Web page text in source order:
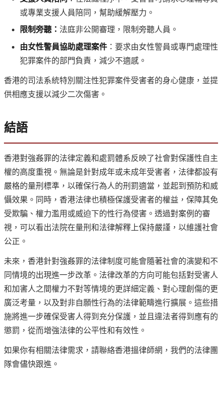
或專業支援人員陪同，幫助緩解壓力。
限制旁聽： 法庭非公開審理，限制旁聽人員。
由女性警員協助處理案件 ：要求由女性警員或專門處理性
犯罪案件的部門負責，減少不適感。
香港的司法系統特別關注性犯罪案件受害者的身心健康，並提
供相應支援以減少二次傷害。
結語
香港對強姦罪的法律定義和處罰體系反映了社會對保護性自主
權的高度重視。無論是針對成年或未成年受害者，法律都設有
嚴格的量刑標準，以確保行為人的刑罰適當，並起到預防和威
懾效果。同時，香港法律也積極保護受害者的權益，保障其免
受欺騙、權力濫用或威迫下的性行為侵害。透過對案例的審
視，可以看出法院在量刑和法律解釋上保持嚴謹，以維護社會
公正。
未來，香港針對強姦罪的法律制度可能會隨著社會的演變和不
同情境的出現進一步改革。法律改革的方向可能包括對受害人
和加害人之間權力不對等情境的更詳細定義、對心理創傷的更
廣泛考量，以及對非自願性行為的法律範疇進行擴展。這些措
施將進一步確保受害人得到充分保護，並且違法者得到應有的
懲罰，從而增強法律的公平性和有效性。
如果你有相關法律需求，請聯絡香港搵律師網，我們的法律團
隊會儘快跟進。